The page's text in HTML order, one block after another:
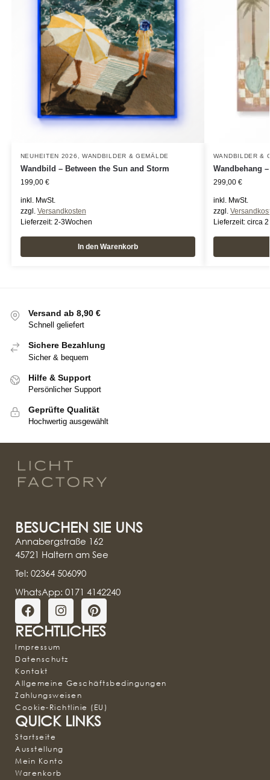
NEUHEITEN 2026 WANDBILDER & GEMÄLDE
Wandbild – Between the Sun and Storm
199,00 €
inkl. MwSt.
zzgl. Versandkosten
Lieferzeit: 2-3Wochen
In den Warenkorb
WANDBILDER &
Wandbehang
299,00 €
inkl. MwSt.
zzgl.
Lieferzeit: circa
Versand ab 8,90 €
Schnell geliefert
Sichere Bezahlung
Sicher & bequem
Hilfe & Support
Persönlicher Support
Geprüfte Qualität
Hochwertig ausgewählt
BESUCHEN SIE UNS
Annabergstraße 162
45721 Haltern am See
Tel: 02364 506090
WhatsApp: 0171 4142240
RECHTLICHES
Impressum
Datenschutz
Kontakt
Allgemeine Geschäftsbedingungen
Zahlungsweisen
Cookie-Richtlinie (EU)
QUICK LINKS
Startseite
Ausstellung
Mein Konto
Warenkorb